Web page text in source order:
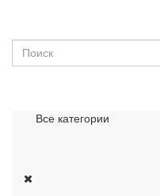
Все категории